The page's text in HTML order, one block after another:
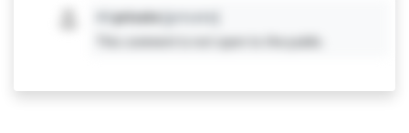
#Xprivate[private]
This comment is not open to the public.